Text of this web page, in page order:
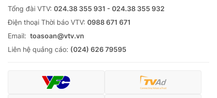
Tổng đài VTV: 024.38 355 931 - 024.38 355 932
Ðiện thoại Thời báo VTV: 0988 671 671
Email: toasoan@vtv.vn
Liên hệ quảng cáo: (024) 626 79595